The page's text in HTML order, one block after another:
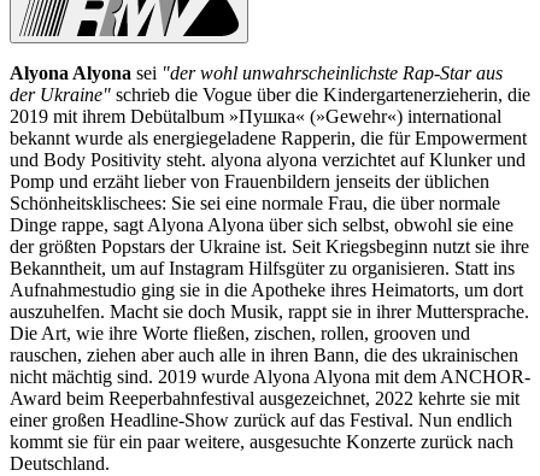
Alyona Alyona sei "der wohl unwahrscheinlichste Rap-Star aus
der Ukraine" schrieb die Vogue über die Kindergartenerzieherin, die
2019 mit ihrem Debütalbum »Пушка« (»Gewehr«) international
bekannt wurde als energiegeladene Rapperin, die für Empowerment
und Body Positivity steht. alyona alyona verzichtet auf Klunker und
Pomp und erzäht lieber von Frauenbildern jenseits der üblichen
Schönheitsklischees: Sie sei eine normale Frau, die über normale
Dinge rappe, sagt Alyona Alyona über sich selbst, obwohl sie eine
der größten Popstars der Ukraine ist. Seit Kriegsbeginn nutzt sie ihre
Bekanntheit, um auf Instagram Hilfsgüter zu organisieren. Statt ins
Aufnahmestudio ging sie in die Apotheke ihres Heimatorts, um dort
auszuhelfen. Macht sie doch Musik, rappt sie in ihrer Muttersprache.
Die Art, wie ihre Worte fließen, zischen, rollen, grooven und
rauschen, ziehen aber auch alle in ihren Bann, die des ukrainischen
nicht mächtig sind. 2019 wurde Alyona Alyona mit dem ANCHOR-
Award beim Reeperbahnfestival ausgezeichnet, 2022 kehrte sie mit
einer großen Headline-Show zurück auf das Festival. Nun endlich
kommt sie für ein paar weitere, ausgesuchte Konzerte zurück nach
Deutschland.